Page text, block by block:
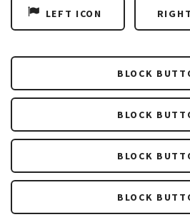
LEFT ICON
BLOCK
BLOCK
BLOCK
BLOCK